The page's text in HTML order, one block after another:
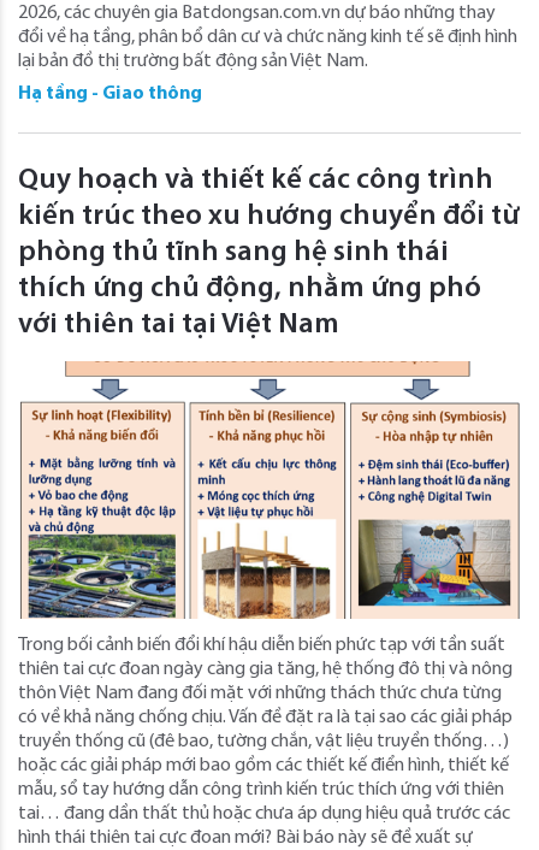
2026, các chuyên gia Batdongsan.com.vn dự báo những thay
đổi về hạ tầng, phân bổ dân cư và chức năng kinh tế sẽ định hình
lại bản đồ thị trường bất động sản Việt Nam.
Hạ tầng - Giao thông
Quy hoạch và thiết kế các công trình
kiến trúc theo xu hướng chuyển đổi từ
phòng thủ tĩnh sang hệ sinh thái
thích ứng chủ động, nhằm ứng phó
với thiên tai tại Việt Nam
Trong bối cảnh biến đổi khí hậu diễn biến phức tạp với tần suất
thiên tai cực đoan ngày càng gia tăng, hệ thống đô thị và nông
thôn Việt Nam đang đối mặt với những thách thức chưa từng
có về khả năng chống chịu. Vấn đề đặt ra là tại sao các giải pháp
truyền thống cũ (đê bao, tường chắn, vật liệu truyền thống…)
hoặc các giải pháp mới bao gồm các thiết kế điển hình, thiết kế
mẫu, sổ tay hướng dẫn công trình kiến trúc thích ứng với thiên
tai… đang dần thất thủ hoặc chưa áp dụng hiệu quả trước các
hình thái thiên tai cực đoan mới? Bài báo này sẽ đề xuất sự